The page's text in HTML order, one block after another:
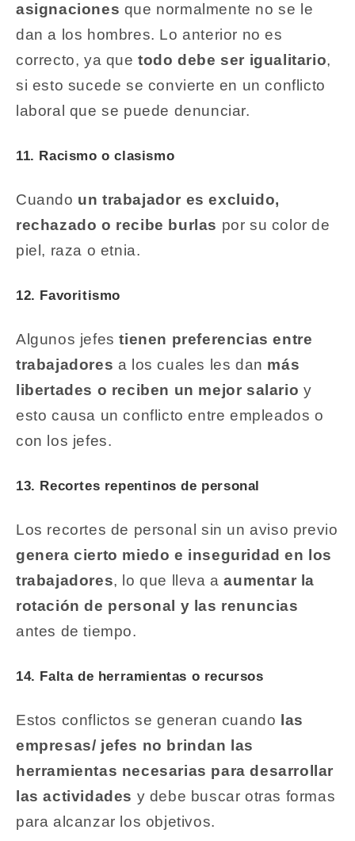
asignaciones que normalmente no se le
dan a los hombres. Lo anterior no es
correcto, ya quetodo debe ser igualitario,
si esto sucede se convierte en un conflicto
laboral que se puede denunciar.
11. Racismo o clasismo
Cuando un trabajador es excluido,
rechazado o recibe burlas por su color de
piel, raza o etnia.
12. Favoritismo
Algunos jefestienen preferencias entre
trabajadores a los cuales les dan más
libertades o reciben un mejor salario y
esto causa un conflicto entre empleados o
con los jefes.
13. Recortes repentinos de personal
Los recortes de personal sin un aviso previo
genera cierto miedo e inseguridad en los
trabajadores, lo que lleva aaumentar la
rotación de personal y las renuncias
antes de tiempo.
14. Falta de herramientas o recursos
Estos conflictos se generan cuando
las
empresas/ jefes no brindan las
herramientas necesarias para desarrollar
las actividades y debe buscar otras formas
para alcanzar los objetivos.